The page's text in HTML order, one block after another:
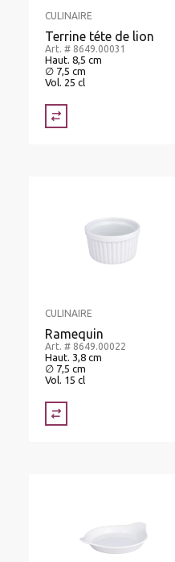
CULINAIRE
Terrine téte de lion
Art. # 8649.00031
Haut. 8,5 cm
∅ 7,5 cm
Vol. 25 cl
CULINAIRE
Ramequin
Art. # 8649.00022
Haut. 3,8 cm
∅ 7,5 cm
Vol. 15 cl